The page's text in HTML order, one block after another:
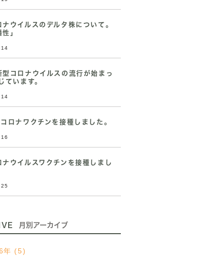
ナウイルスのデルタ株について。
」
型コロナウイルスの流行が始まっ
ています。
ロナワクチンを接種しました。
ナウイルスワクチンを接種しまし
月別アーカイブ
年 (5)